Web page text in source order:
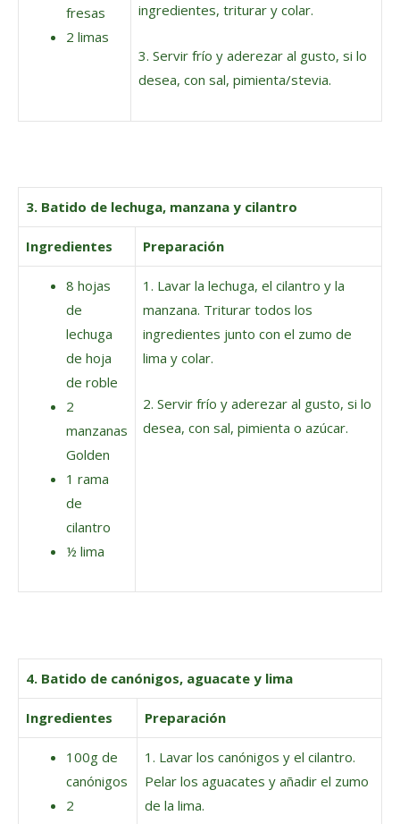
fresas
2 limas
ingredientes, triturar y colar.
3. Servir frío y aderezar al gusto, si lo
desea, con sal, pimienta/stevia.
3. Batido de lechuga, manzana y cilantro
Ingredientes Preparación
8 hojas
de
lechuga
de hoja
de roble
2
manzanas
Golden
1 rama
de
cilantro
½ lima
1. Lavar la lechuga, el cilantro y la
manzana. Triturar todos los
ingredientes junto con el zumo de
lima y colar.
2. Servir frío y aderezar al gusto, si lo
desea, con sal, pimienta o azúcar.
4. Batido de canónigos, aguacate y lima
Ingredientes Preparación
100g de
canónigos
2
1. Lavar los canónigos y el cilantro.
Pelar los aguacates y añadir el zumo
de la lima.